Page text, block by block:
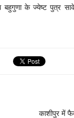
के ज्येष्ट पुत्र
काशीपुर में